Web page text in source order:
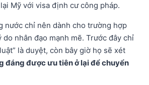
Mỹ với visa định cư công pháp.
nước chỉ nên dành cho trường hợp
do nhân đạo mạnh mẽ. Trước đây chỉ
là duyệt, còn bây giờ họ sẽ xét
đáng được ưu tiên ở lại để chuyển